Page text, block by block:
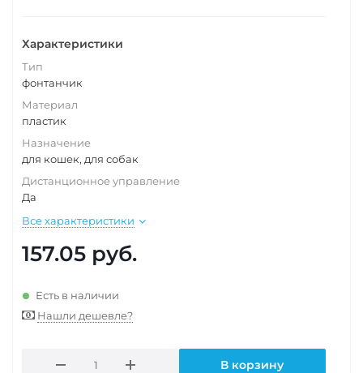
Характеристики
Тип
фонтанчик
Материал
пластик
Назначение
для кошек, для собак
Дистанционное управление
Да
Все характеристики
157.05 руб.
Есть в наличии
Нашли дешевле?
В корзину